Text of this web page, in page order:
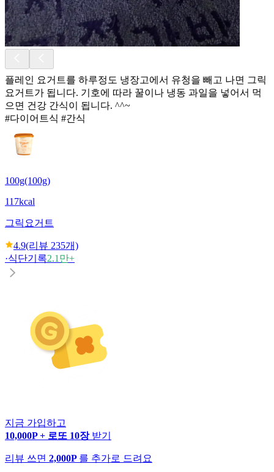
플레인 요거트를 하루정도 냉장고에서 유청을 빼고 나면 그릭
요거트가 됩니다. 기호에 따라 꿀이나 냉동 과일을 넣어서 먹
으면 건강 간식이 됩니다. ^^~
#다이어트식 #간식
100g(100g)
117kcal
그릭요거트
4.9(리뷰 235개)
·식단기록2.1만+
지금 가입하고
10,000P + 로또 10장 받기
리뷰 쓰면 2,000P 를 추가로 드려요